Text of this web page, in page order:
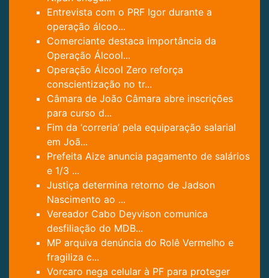
Entrevista com o PRF Igor durante a
operação álcoo...
Comerciante destaca importância da
Operação Álcool...
Operação Álcool Zero reforça
conscientização no tr...
Câmara de João Câmara abre inscrições
para curso d...
Fim da ‘correria’ pela equiparação salarial
em Joã...
Prefeita Aize anuncia pagamento de salários
e 1/3 ...
Justiça determina retorno de Jadson
Nascimento ao ...
Vereador Cabo Deyvison comunica
desfiliação do MDB...
MP arquiva denúncia do Rolê Vermelho e
fragiliza c...
Vorcaro nega celular à PF para proteger